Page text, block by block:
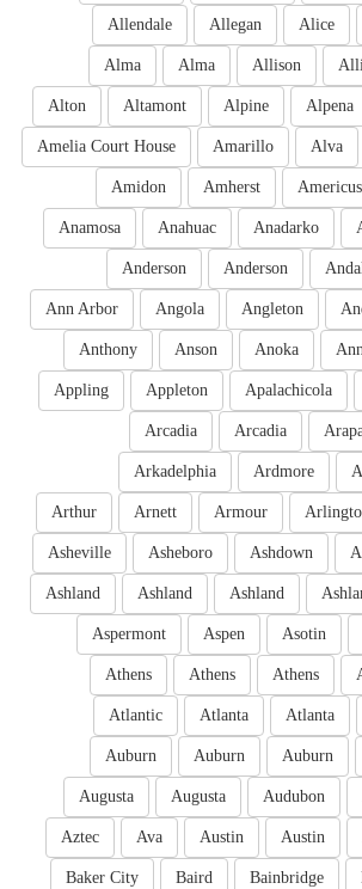
Alice
Allegan
Allendale
Allison
Alma
Alma
Alpena
Alpine
Altamont
Alton
Alva
Amarillo
Amelia Court House
Americus
Amherst
Amidon
Anadarko
Anahuac
Anamosa
Anderson
Anderson
Angleton
Angola
Ann Arbor
Anoka
Anson
Anthony
Apalachicola
Appleton
Appling
Arcadia
Arcadia
Ardmore
Arkadelphia
Armour
Arnett
Arthur
Ashdown
Asheboro
Asheville
Ashland
Ashland
Ashland
Asotin
Aspen
Aspermont
Athens
Athens
Athens
Atlanta
Atlanta
Atlantic
Auburn
Auburn
Auburn
Audubon
Augusta
Augusta
Austin
Austin
Ava
Aztec
Bainbridge
Baird
Baker City